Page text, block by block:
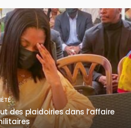
des plaidoiries dans l’affaire